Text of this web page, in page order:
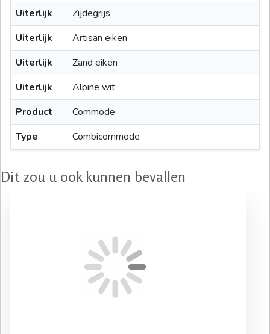
Uiterlijk
Zijdegrijs
Uiterlijk
Artisan eiken
Uiterlijk
Zand eiken
Uiterlijk
Alpine wit
Product
Commode
Type
Combicommode
Dit zou u ook kunnen bevallen